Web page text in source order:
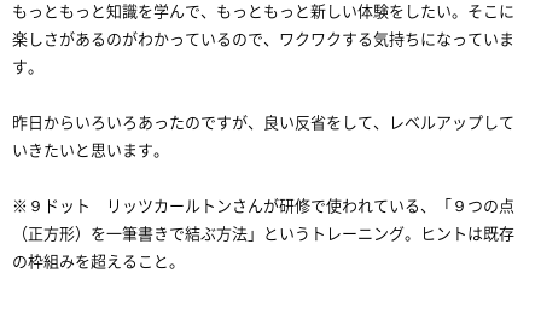
もっともっと知識を学んで、もっともっと新しい体験をしたい。そこに
楽しさがあるのがわかっているので、ワクワクする気持ちになっていま
す。
昨日からいろいろあったのですが、良い反省をして、レベルアップして
いきたいと思います。
※９ドット リッツカールトンさんが研修で使われている、「９つの点
（正方形）を一筆書きで結ぶ方法」というトレーニング。ヒントは既存
の枠組みを超えること。